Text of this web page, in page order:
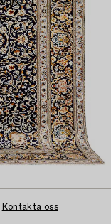
Kontakta oss